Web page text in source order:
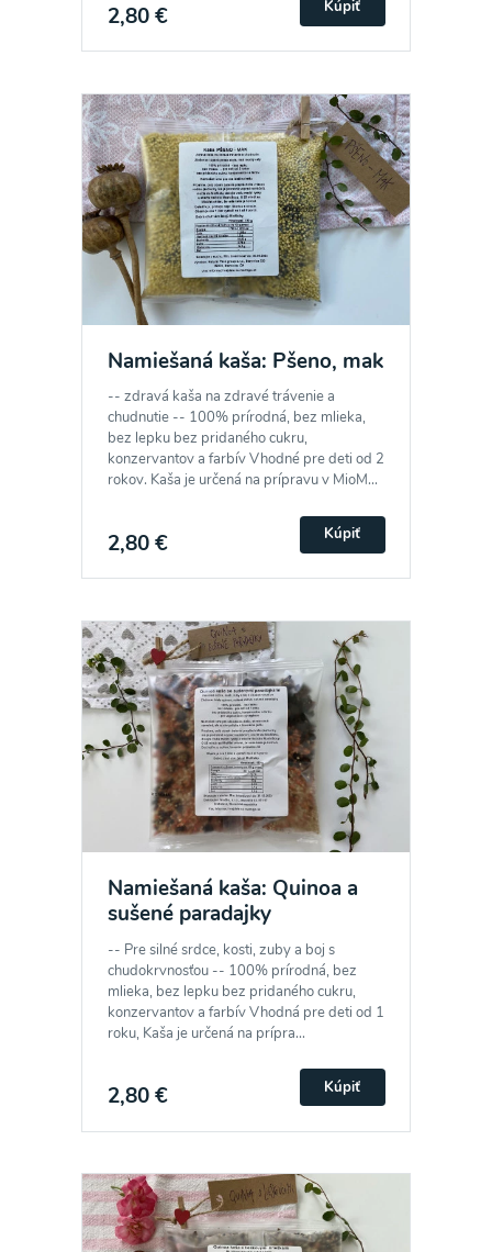
2,80 € Kúpiť
Namiešaná kaša: Pšeno, mak
-- zdravá kaša na zdravé trávenie a
chudnutie -- 100% prírodná, bez mlieka,
bez lepku bez pridaného cukru,
konzervantov a farbív Vhodné pre deti od 2
rokov. Kaša je určená na prípravu v MioM...
2,80 € Kúpiť
Namiešaná kaša: Quinoa a
sušené paradajky
-- Pre silné srdce, kosti, zuby a boj s
chudokrvnosťou -- 100% prírodná, bez
mlieka, bez lepku bez pridaného cukru,
konzervantov a farbív Vhodná pre deti od 1
roku, Kaša je určená na prípra...
2,80 € Kúpiť
Súhlasím